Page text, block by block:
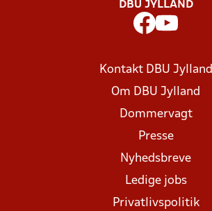
DBU JYLLAND
Kontakt DBU Jylland
Om DBU Jylland
Dommervagt
Presse
Nyhedsbreve
Ledige jobs
Privatlivspolitik